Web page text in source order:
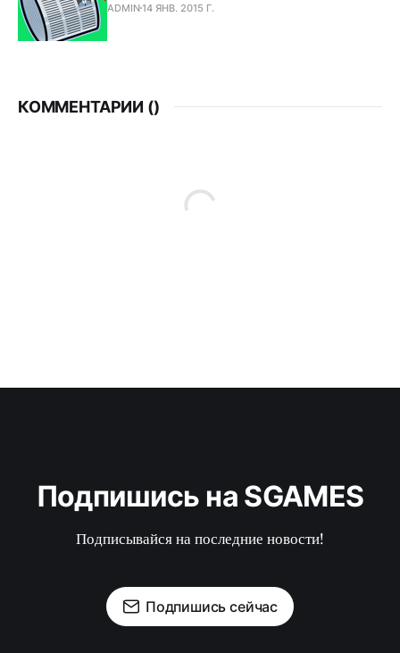
ADMIN14 ЯНВ. 2015 Г.
КОММЕНТАРИИ ()
Подпишись на SGAMES
Подписывайся на последние новости!
Подпишись сейчас